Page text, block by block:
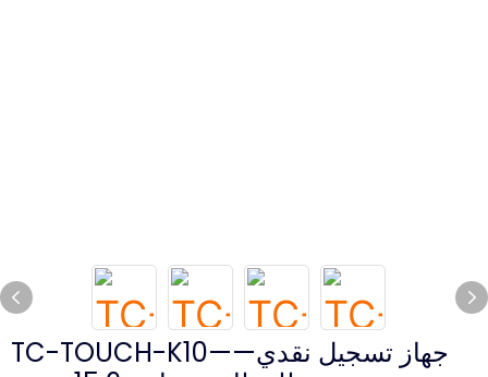
TC-TOUCH-K10——جهاز تسجيل نقدي